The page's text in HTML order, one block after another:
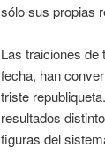
sólo sus propias
Las traiciones de
fecha, han
triste
resultados
figuras del